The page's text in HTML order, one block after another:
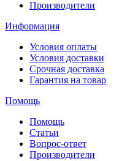
Производители
Информация
Условия оплаты
Условия доставки
Срочная доставка
Гарантия на товар
Помощь
Помощь
Статьи
Вопрос-ответ
Производители